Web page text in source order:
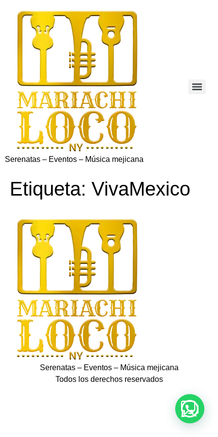
Serenatas – Eventos – Música mejicana
Etiqueta: VivaMexico
Serenatas – Eventos – Música mejicana
Todos los derechos reservados